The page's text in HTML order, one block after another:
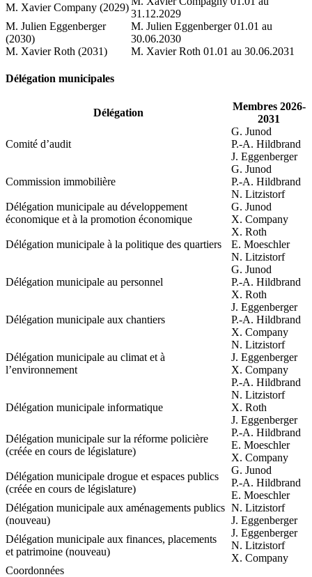
M. Xavier Company (2029)
31.12.2029
M. Julien Eggenberger
(2030)
M. Julien Eggenberger 01.01 au
30.06.2030
M. Xavier Roth (2031)
M. Xavier Roth 01.01 au 30.06.2031
Délégation municipales
Délégation
Membres 2026-
2031
Comité d’audit
G. Junod
P.-A. Hildbrand
J. Eggenberger
Commission immobilière
G. Junod
P.-A. Hildbrand
N. Litzistorf
Délégation municipale au développement
économique et à la promotion économique
G. Junod
X. Company
Délégation municipale à la politique des quartiers
X. Roth
E. Moeschler
N. Litzistorf
Délégation municipale au personnel
G. Junod
P.-A. Hildbrand
X. Roth
Délégation municipale aux chantiers
J. Eggenberger
P.-A. Hildbrand
X. Company
Délégation municipale au climat et à
l’environnement
N. Litzistorf
J. Eggenberger
X. Company
P.-A. Hildbrand
Délégation municipale informatique
N. Litzistorf
X. Roth
J. Eggenberger
Délégation municipale sur la réforme policière
(créée en cours de législature)
P.-A. Hildbrand
E. Moeschler
X. Company
Délégation municipale drogue et espaces publics
(créée en cours de législature)
G. Junod
P.-A. Hildbrand
E. Moeschler
Délégation municipale aux aménagements publics
(nouveau)
N. Litzistorf
J. Eggenberger
Délégation municipale aux finances, placements
et patrimoine (nouveau)
J. Eggenberger
N. Litzistorf
X. Company
Coordonnées